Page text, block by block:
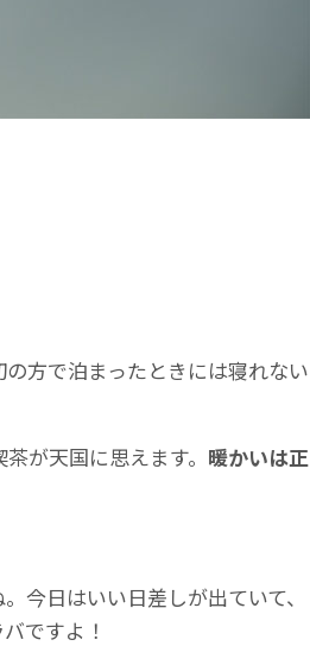
方で泊まったときには寝れない
が天国に思えます。 暖かいは正
今日はいい日差しが出ていて、
ですよ！